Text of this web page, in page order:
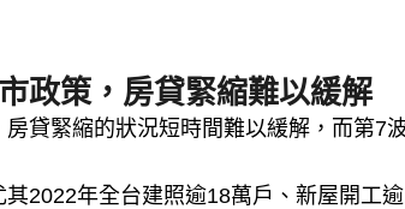
政策，房貸緊縮難以緩解
房貸緊縮的狀況短時間難以緩解，而第7
其2022年全台建照逾18萬戶、新屋開工